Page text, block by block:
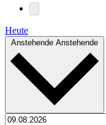
Heute
Anstehende Anstehende